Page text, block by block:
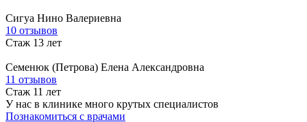
Сигуа Нино Валериевна
10 отзывов
Стаж 13 лет
Семенюк (Петрова) Елена Александровна
11 отзывов
Стаж 11 лет
У нас в клинике много крутых специалистов
Познакомиться с врачами